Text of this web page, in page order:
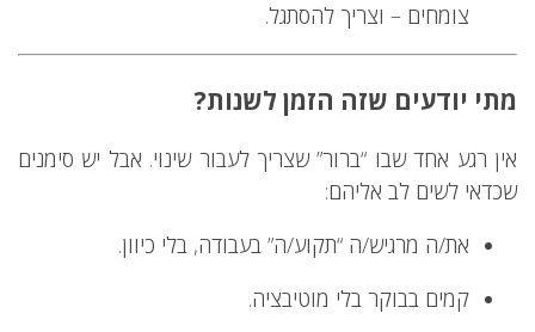
צומחים – וצריך להסתגל.
מתי יודעים שזה הזמן לשנות?
אין רגע אחד שבו “ברור” שצריך לעבור שינוי. אבל יש סימנים
שכדאי לשים לב אליהם:
את/ה מרגיש/ה “תקוע/ה” בעבודה, בלי כיוון.
קמים בבוקר בלי מוטיבציה.